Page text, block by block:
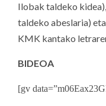
Ilobak taldeko kidea),
taldeko abeslaria) eta
KMK kantako
BIDEOA
[gv